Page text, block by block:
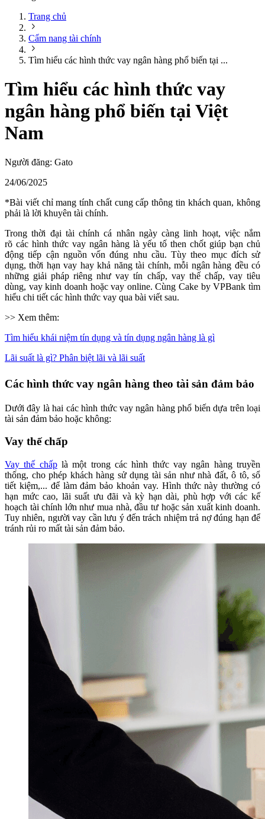
Trang chủ
Cẩm nang tài chính
Tìm hiểu các hình thức vay ngân hàng phổ biến tại ...
Tìm hiểu các hình thức vay
ngân hàng phổ biến tại Việt
Nam
Người đăng: Gato
24/06/2025
*Bài viết chỉ mang tính chất cung cấp thông tin khách quan, không
phải là lời khuyên tài chính.
Trong thời đại tài chính cá nhân ngày càng linh hoạt, việc nắm
rõ các hình thức vay ngân hàng là yếu tố then chốt giúp bạn chủ
động tiếp cận nguồn vốn đúng nhu cầu. Tùy theo mục đích sử
dụng, thời hạn vay hay khả năng tài chính, mỗi ngân hàng đều có
những giải pháp riêng như vay tín chấp, vay thế chấp, vay tiêu
dùng, vay kinh doanh hoặc vay online. Cùng Cake by VPBank tìm
hiểu chi tiết các hình thức vay qua bài viết sau.
>> Xem thêm:
Tìm hiểu khái niệm tín dụng và tín dụng ngân hàng là gì
Lãi suất là gì? Phân biệt lãi và lãi suất
Các hình thức vay ngân hàng theo tài sản đảm bảo
Dưới đây là hai các hình thức vay ngân hàng phổ biến dựa trên loại
tài sản đảm bảo hoặc không:
Vay thế chấp
Vay thế chấplà một trong các hình thức vay ngân hàng truyền
thống, cho phép khách hàng sử dụng tài sản như nhà đất, ô tô, sổ
tiết kiệm,... để làm đảm bảo khoản vay. Hình thức này thường có
hạn mức cao, lãi suất ưu đãi và kỳ hạn dài, phù hợp với các kế
hoạch tài chính lớn như mua nhà, đầu tư hoặc sản xuất kinh doanh.
Tuy nhiên, người vay cần lưu ý đến trách nhiệm trả nợ đúng hạn để
tránh rủi ro mất tài sản đảm bảo.